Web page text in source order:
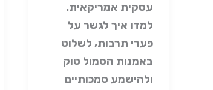
עסקית אמריקאית.
למדו איך לגשר על
פערי תרבות, לשלוט
באמנות הסמול טוק
ולהישמע סמכותיים